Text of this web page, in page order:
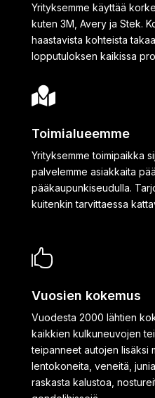
Yrityksemme käyttää
kuten 3M, Avery ja Stek.
haastavista kohteista
lopputuloksen kaikissa

Toimialueemme
Yrityksemme toimipaikka
palvelemme asiakkaita
pääkaupunkiseudulla.
kuitenkin tarvittaessa

Vuosien kokemus
Vuodesta 2000 lähtien
kaikkien kulkuneuvojen
teipanneet autojen lisäksi
lentokoneita, veneitä,
raskasta kalustoa,